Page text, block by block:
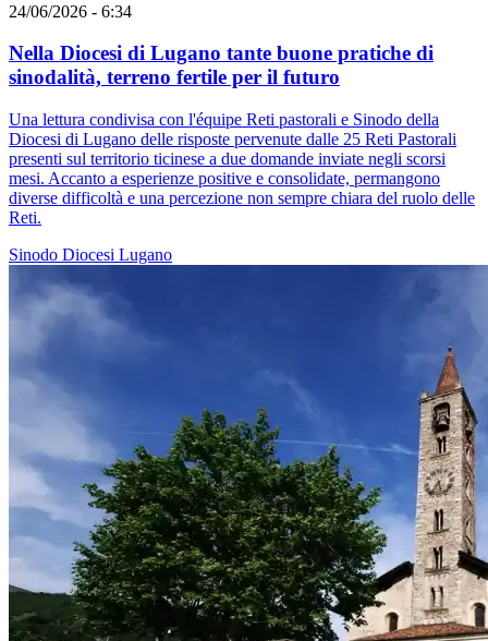
24/06/2026 - 6:34
Nella Diocesi di Lugano tante buone pratiche di
sinodalità, terreno fertile per il futuro
Una lettura condivisa con l'équipe Reti pastorali e Sinodo della
Diocesi di Lugano delle risposte pervenute dalle 25 Reti Pastorali
presenti sul territorio ticinese a due domande inviate negli scorsi
mesi. Accanto a esperienze positive e consolidate, permangono
diverse difficoltà e una percezione non sempre chiara del ruolo delle
Reti.
Sinodo Diocesi Lugano